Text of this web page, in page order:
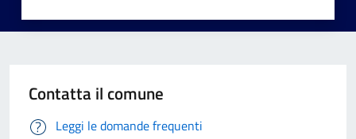
Contatta il comune
Leggi le domande frequenti